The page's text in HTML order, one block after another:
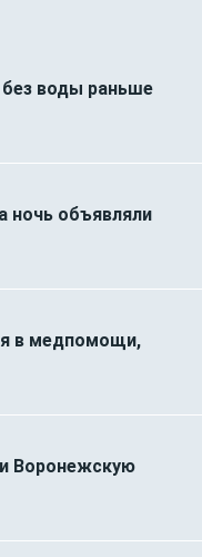
воды раньше
ночь объявляли
в медпомощи,
Воронежскую